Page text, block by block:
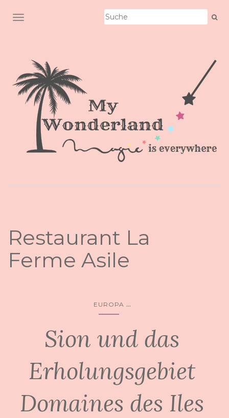
SCHALTE NAVIGATION
Restaurant La
Ferme Asile
EUROPA ...
Sion und das
Erholungsgebiet
Domaines des Iles